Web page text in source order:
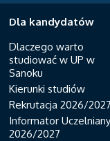
Dla kandydatów
Dlaczego warto
studiować w UP w
Sanoku
Kierunki studiów
Rekrutacja 2026/2027
Informator Uczelniany
2026/2027